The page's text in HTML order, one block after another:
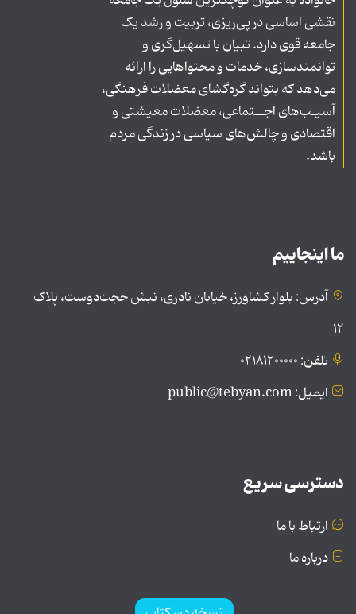
نقشی اساسی در پی‌ریزی، تربیت و رشد یک
جامعه قوی دارد. تبیان با تسهیل‌گری و
توانمندسازی، خدمات و محتواهایی را ارائه
می‌دهد که بتواند گره‌گشای معضلات فرهنگی،
آسیـب‌های اجــتماعی، معضلات معیشتی و
اقتصادی و چالش‌های سیاسی در زندگی مردم
باشد.
ما اینجاییم
آدرس: بلوار کشاورز، خیابان نادری، نبش حجت‌دوست، پلاک
۱۲
تلفن: ۰۲۱۸۱۲۰۰۰۰۰
ایمیل: public@tebyan.com
دسترسی سریع
ارتباط با ما
درباره ما